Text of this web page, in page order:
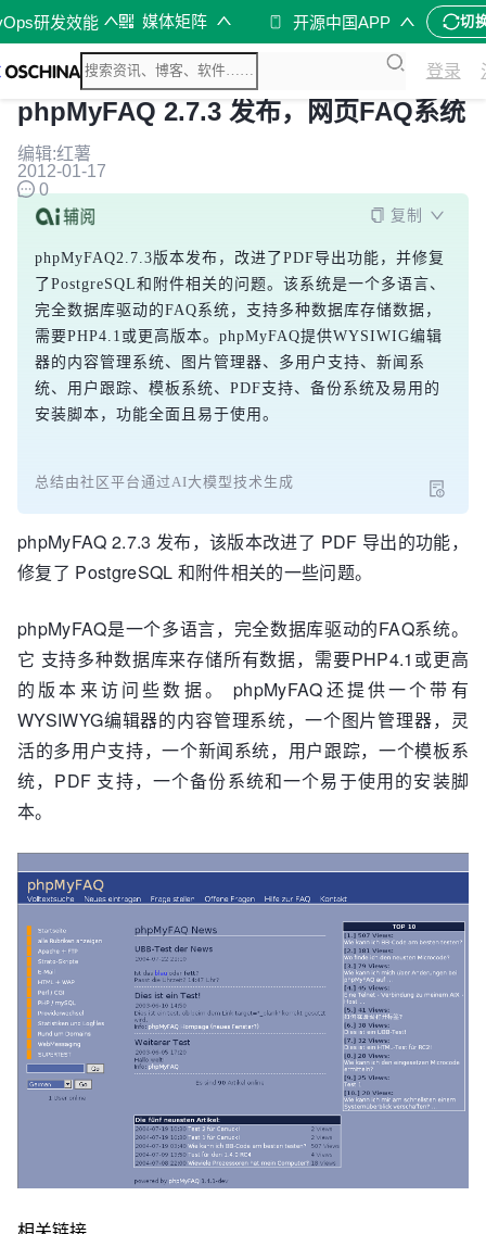
研发效能 媒体矩阵 开源中国APP 切
登录
phpMyFAQ 2.7.3 发布，网页FAQ系统
编辑:红薯
2012-01-17
0
复制
phpMyFAQ2.7.3版本发布，改进了PDF导出功能，并修复
了PostgreSQL和附件相关的问题。该系统是一个多语言、
完全数据库驱动的FAQ系统，支持多种数据库存储数据，
需要PHP4.1或更高版本。phpMyFAQ提供WYSIWIG编辑
器的内容管理系统、图片管理器、多用户支持、新闻系
统、用户跟踪、模板系统、PDF支持、备份系统及易用的
安装脚本，功能全面且易于使用。
总结由社区平台通过AI大模型技术生成
phpMyFAQ 2.7.3 发布，该版本改进了 PDF 导出的功能，
修复了 PostgreSQL 和附件相关的一些问题。
phpMyFAQ是一个多语言，完全数据库驱动的FAQ系统。
它 支持多种数据库来存储所有数据，需要PHP4.1或更高
的版本来访问些数据。 phpMyFAQ还提供一个带有
WYSIWYG编辑器的内容管理系统，一个图片管理器，灵
活的多用户支持，一个新闻系统，用户跟踪，一个模板系
统，PDF 支持，一个备份系统和一个易于使用的安装脚
本。